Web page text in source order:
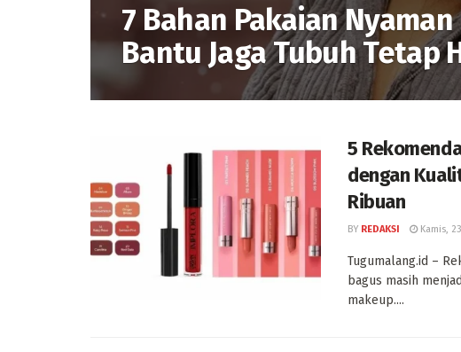
7 Bahan Pakaian
Bantu Jaga Tubuh Tetap
5
dengan
Ribuan
BY REDAKSI Kamis,
Tugumalang.id –
bagus masih
makeup....